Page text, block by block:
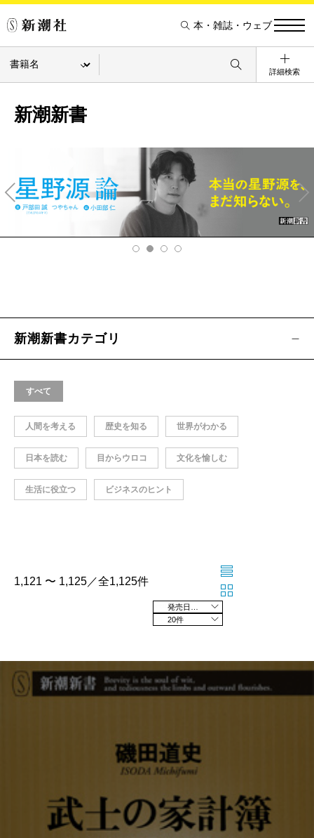
本・雑誌・ウェブ
詳細検索
新潮新書
v
Ne
xt
新潮新書カテゴリ
すべて
人間を考える 歴史を知る 世界がわかる
日本を読む 目からウロコ 文化を愉しむ
生活に役立つ ビジネスのヒント
1,121 〜 1,125／全1,125件
20件